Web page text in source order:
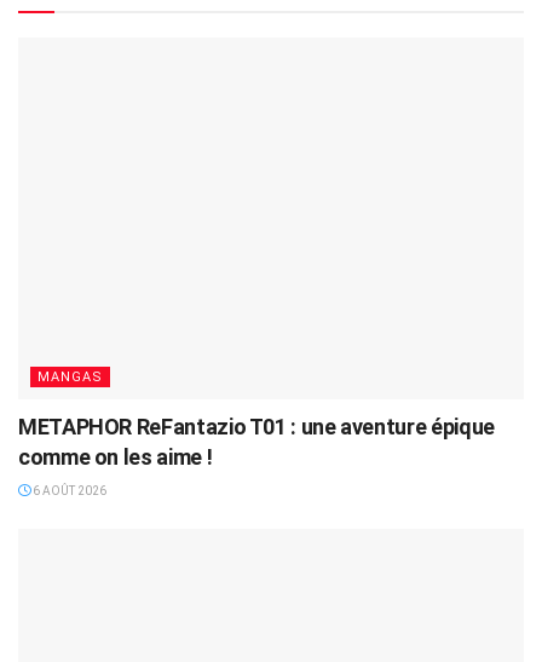
MANGAS
METAPHOR ReFantazio T01 : une aventure épique
comme on les aime !
6 AOÛT 2026